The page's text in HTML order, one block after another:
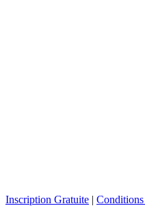
Inscription Gratuite |